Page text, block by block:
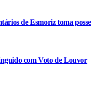
de Esmoriz toma posse
com Voto de Louvor